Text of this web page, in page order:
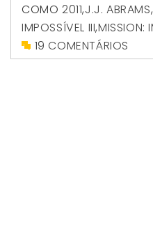
COMO 2011,J.J. ABRAMS,
IMPOSSÍVEL III,MISSION:
19 COMENTÁRIOS